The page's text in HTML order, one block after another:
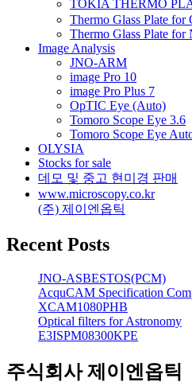
TOKIA THERMO
Thermo Glass Plate
Thermo Glass Plate for
Image Analysis
JNO-ARM
image Pro 10
image Pro Plus 7
OpTIC Eye (Auto)
Tomoro Scope Eye 3.6
Tomoro Scope Eye
OLYSIA
Stocks for sale
데모 및 중고 현미경 판매
www.microscopy.co.kr
(주) 제이엔옵틱
Recent Posts
JNO-ASBESTOS(PCM)
AcquCAM Specification
XCAM1080PHB
Optical filters for Astronomy
E3ISPM08300KPE
주식회사 제이엔옵틱